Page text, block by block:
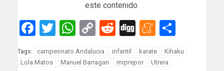
este contenido.
Facebook
TwitterWhatsApp
Copy
Link
RedditDigg
Tags: campeonato Andalucia infantil karate
Kihaku
Lola Matos
Manuel Barragan mrprepor Utrera